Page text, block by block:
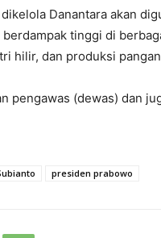
Danantara akan
tinggi di
hilir, dan produksi
pengawas (dewas) dan
presiden prabowo